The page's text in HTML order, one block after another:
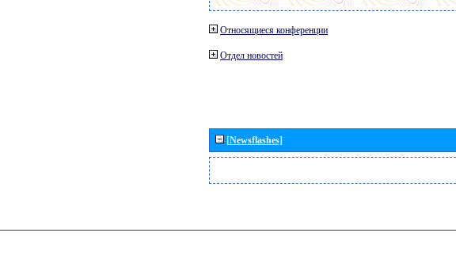
Относящиеся конференции
Отдел новостей
[Newsflashes]